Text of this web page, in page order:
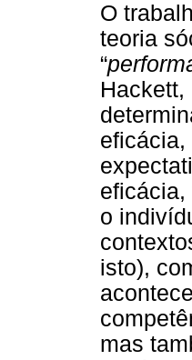
O
teoria
“
eficácia,
o
isto),
mas